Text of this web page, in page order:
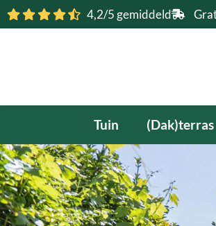
Ga
naar
4,2/5 gemiddeld
Tuin